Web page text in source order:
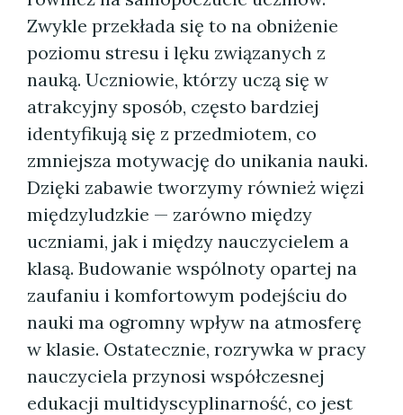
Zwykle przekłada się to na obniżenie
poziomu stresu i lęku związanych z
nauką. Uczniowie, którzy uczą się w
atrakcyjny sposób, często bardziej
identyfikują się z przedmiotem, co
zmniejsza motywację do unikania nauki.
Dzięki zabawie tworzymy również więzi
międzyludzkie — zarówno między
uczniami, jak i między nauczycielem a
klasą. Budowanie wspólnoty opartej na
zaufaniu i komfortowym podejściu do
nauki ma ogromny wpływ na atmosferę
w klasie. Ostatecznie, rozrywka w pracy
nauczyciela przynosi współczesnej
edukacji multidyscyplinarność, co jest